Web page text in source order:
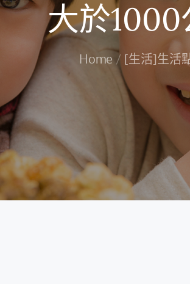
大於1000
Home [生活]生活